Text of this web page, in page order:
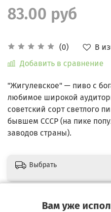
(0)
В
Добавить в сравнение
83.00 руб
"Жигулевское" — пиво с
любимое широкой
советский сорт светлого
бывшем СССР (на пике
заводов страны).
Выбрать
Вам уже